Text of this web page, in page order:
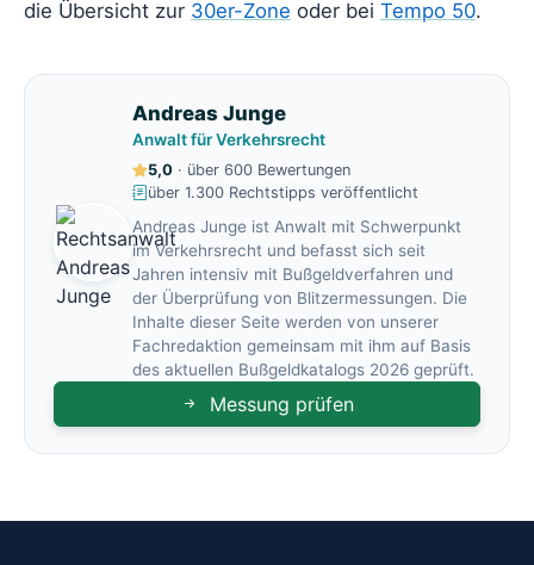
die Übersicht zur 30er-Zone oder bei Tempo 50.
Andreas Junge
Anwalt für Verkehrsrecht
5,0 · über 600 Bewertungen
über 1.300 Rechtstipps veröffentlicht
Andreas Junge ist Anwalt mit Schwerpunkt
im Verkehrsrecht und befasst sich seit
Jahren intensiv mit Bußgeldverfahren und
der Überprüfung von Blitzermessungen. Die
Inhalte dieser Seite werden von unserer
Fachredaktion gemeinsam mit ihm auf Basis
des aktuellen Bußgeldkatalogs 2026 geprüft.
Messung prüfen